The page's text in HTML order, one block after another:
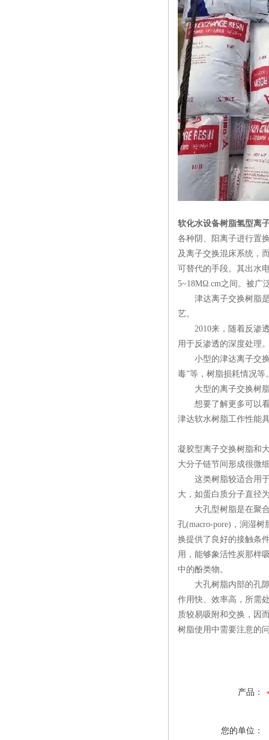
软化水设备树脂氢型离
各种阴、阳离子进行置
及离子交换混床系统，
可替代的手段。其出水
5~18MΩ.cm之间。被广
津达离子交换树脂是
艺。
2010来，随着反渗透
用于反渗透的深度处理
小型的津达离子交换
毒”等，树脂损耗情况等
大型的离子交换树脂
想要了解更多可以看
津达软水树脂工作性能
凝胶型离子交换树脂和
大分子链节间形成很微
这类树脂较适合用于
大，如蛋白质分子直径
大孔型树脂是在聚合
孔(macro-pore)，润湿
换提供了良好的接触条
用，能够象活性炭那样
中的酚类物。
大孔树脂内部的孔隙
作用快、效率高，所需
质较易吸附和交换，因
树脂使用中需要注意的
产品：
您的单位：